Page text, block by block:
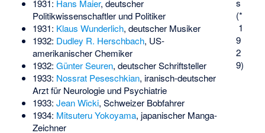
(*
1
9
2
9)
1931: Hans Maier, deutscher
Politikwissenschaftler und Politiker
1931: Klaus Wunderlich, deutscher Musiker
1932: Dudley R. Herschbach, US-
amerikanischer Chemiker
1932: Günter Seuren, deutscher Schriftsteller
1933: Nossrat Peseschkian, iranisch-deutscher
Arzt für Neurologie und Psychiatrie
1933: Jean Wicki, Schweizer Bobfahrer
1934: Mitsuteru Yokoyama, japanischer Manga-
Zeichner